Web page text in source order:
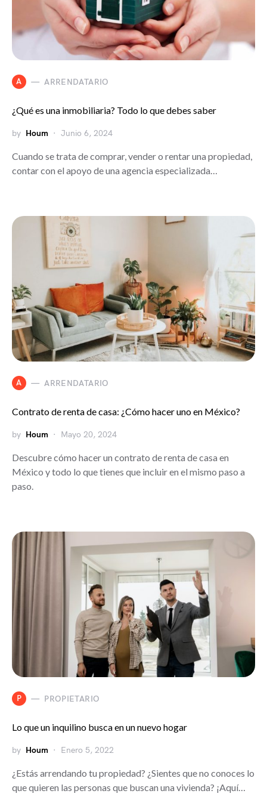
A ARRENDATARIO
¿Qué es una inmobiliaria? Todo lo que debes saber
by Houm Junio 6, 2024
Cuando se trata de comprar, vender o rentar una propiedad,
contar con el apoyo de una agencia especializada…
A ARRENDATARIO
Contrato de renta de casa: ¿Cómo hacer uno en México?
by Houm Mayo 20, 2024
Descubre cómo hacer un contrato de renta de casa en
México y todo lo que tienes que incluir en el mismo paso a
paso.
P PROPIETARIO
Lo que un inquilino busca en un nuevo hogar
by Houm Enero 5, 2022
¿Estás arrendando tu propiedad? ¿Sientes que no conoces lo
que quieren las personas que buscan una vivienda? ¡Aquí…